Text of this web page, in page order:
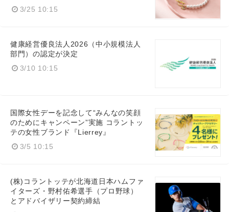
3/25 10:15
健康経営優良法人2026（中小規模法人
部門）の認定が決定
3/10 10:15
国際女性デーを記念して“みんなの笑顔
のためにキャンペーン”実施 コラントッ
テの女性ブランド『Lierrey』
3/5 10:15
(株)コラントッテが北海道日本ハムファ
イターズ・野村佑希選手（プロ野球）
とアドバイザリー契約締結